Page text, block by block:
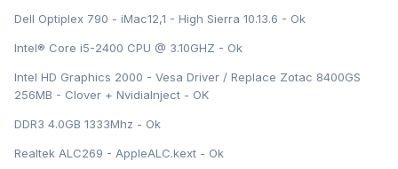
Dell Optiplex 790 - iMac12,1 - High Sierra 10.13.6 - Ok
Intel® Core i5-2400 CPU @ 3.10GHZ - Ok
Intel HD Graphics 2000 - Vesa Driver / Replace Zotac 8400GS
256MB - Clover + NvidiaInject - OK
DDR3 4.0GB 1333Mhz - Ok
Realtek ALC269 - AppleALC.kext - Ok